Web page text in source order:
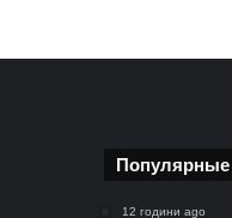
Популярные
12 години ago